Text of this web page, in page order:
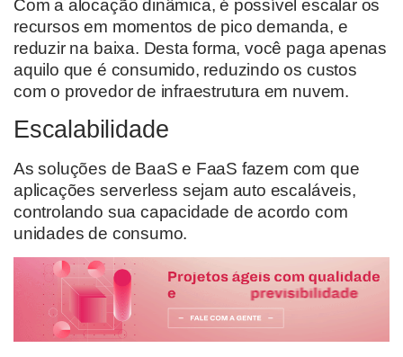
Com a alocação dinâmica, é possível escalar os
recursos em momentos de pico demanda, e
reduzir na baixa. Desta forma, você paga apenas
aquilo que é consumido, reduzindo os custos
com o provedor de infraestrutura em nuvem.
Escalabilidade
As soluções de BaaS e FaaS fazem com que
aplicações serverless sejam auto escaláveis,
controlando sua capacidade de acordo com
unidades de consumo.